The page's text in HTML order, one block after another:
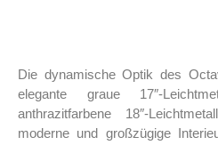
Die dynamische Optik des
elegante graue 17″-
anthrazitfarbene 18″-
moderne und großzügige